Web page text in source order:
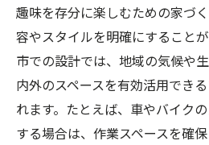
趣味を存分に楽しむための家づ
容やスタイルを明確にすること
市での設計では、地域の気候や
内外のスペースを有効活用でき
れます。たとえば、車やバイク
する場合は、作業スペースを確